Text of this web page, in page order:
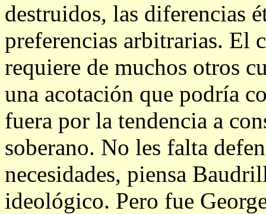
destruidos, las diferencias
preferencias arbitrarias. El
requiere de muchos otros
una acotación que podría
fuera por la tendencia a
soberano. No les falta
necesidades, piensa
ideológico. Pero fue